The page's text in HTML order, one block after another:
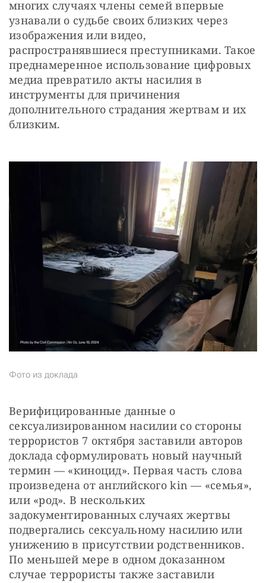
многих случаях члены семей впервые
узнавали о судьбе своих близких через
изображения или видео,
распространявшиеся преступниками. Такое
преднамеренное использование цифровых
медиа превратило акты насилия в
инструменты для причинения
дополнительного страдания жертвам и их
близким.
Фото из доклада
Верифицированные данные о
сексуализированном насилии со стороны
террористов 7 октября заставили авторов
доклада сформулировать новый научный
термин — «киноцид». Первая часть слова
произведена от английского kin — «семья»,
или «род». В нескольких
задокументированных случаях жертвы
подвергались сексуальному насилию или
унижению в присутствии родственников.
По меньшей мере в одном доказанном
случае террористы также заставили